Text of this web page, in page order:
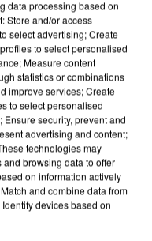
LES REFUGES
data processing based on
Store and/or access
select advertising; Create
to select personalised
Measure content
statistics or combinations
improve services; Create
to select personalised
security, prevent and
advertising and content;
technologies may
browsing data to offer
on information actively
and combine data from
devices based on